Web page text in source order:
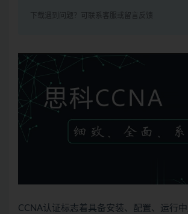
下载遇到问题？可联系客服或留言反馈
CCNA认证标志着具备安装、配置、运行